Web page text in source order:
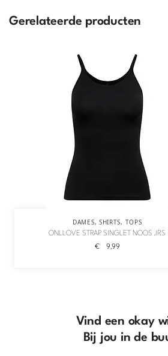
Gerelateerde producten
DAMES, SHIRTS, TOPS
ONLLOVE STRAP SINGLET NOOS JRS
€ 9,99
Vind een okay
Bij jou in de